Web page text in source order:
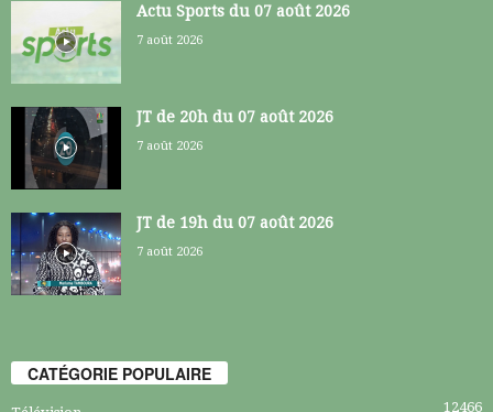
Actu Sports du 07 août 2026
7 août 2026
JT de 20h du 07 août 2026
7 août 2026
JT de 19h du 07 août 2026
7 août 2026
CATÉGORIE POPULAIRE
12466